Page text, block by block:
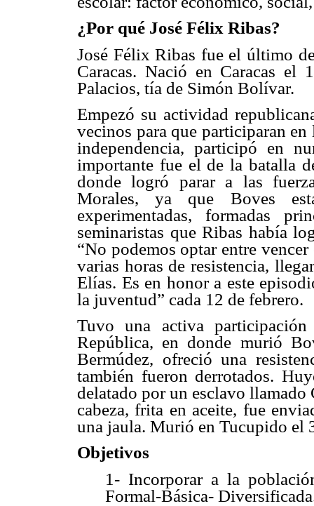
¿Por qué José Félix Ribas?
José Félix Ribas fue el último
Caracas. Nació en Caracas el
Palacios, tía de Simón Bolívar.
Empezó su actividad
vecinos para que participaran
independencia, participó en
importante fue el de la batalla
donde logró parar a las
Morales, ya que Boves
experimentadas, formadas
seminaristas que Ribas había
“No podemos optar entre
varias horas de resistencia,
Elías. Es en honor a este
la juventud” cada 12 de febrero.
Tuvo una activa
República, en donde murió
Bermúdez, ofreció una
también fueron derrotados.
delatado por un esclavo
cabeza, frita en aceite, fue
una jaula. Murió en Tucupido el
Objetivos
1- Incorporar a la
Formal-Básica-